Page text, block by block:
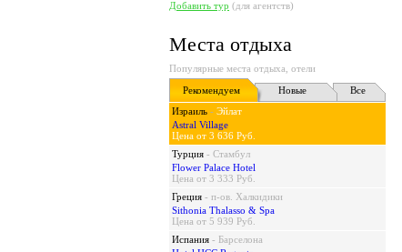
Добавить тур (для агентств)
Места отдыха
Популярные места отдыха, отели
Рекомендуем
Новые
Все
Израиль - Эйлат
Astral Village
Цена от 3 636 Руб.
Турция - Стамбул
Flower Palace Hotel
Цена от 3 333 Руб.
Греция - п-ов. Халкидики
Sithonia Thalasso & Spa
Цена от 5 939 Руб.
Испания - Барселона